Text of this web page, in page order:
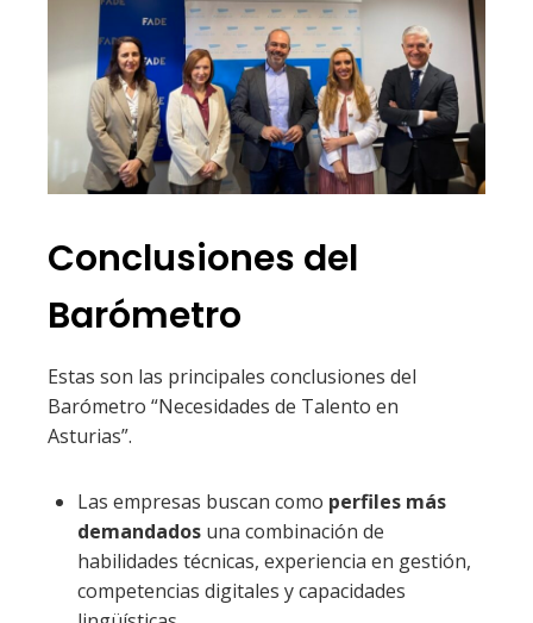
Conclusiones del
Barómetro
Estas son las principales conclusiones del
Barómetro “Necesidades de Talento en
Asturias”.
Las empresas buscan como perfiles más
demandados una combinación de
habilidades técnicas, experiencia en gestión,
competencias digitales y capacidades